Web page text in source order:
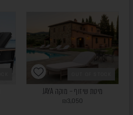
מיטת שיזוף – מוקה JAYA
₪3,050